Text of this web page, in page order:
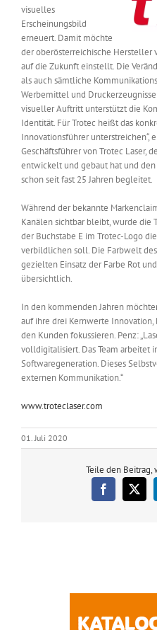
Messen & Events
Unternehmen
Interviews
Wissen
Jobshop
Suche
visuelles
Erscheinungsbild
erneuert. Damit möchte
der oberösterreichische Hersteller
auf die Zukunft einstellt. Die
als auch sämtliche
Werbemittel und
visueller Auftritt unterstützt die
Identität. Für Trotec heißt das
Innovationsführer unterstreichen“,
Geschäftsführer von Trotec Laser,
entwickelt und gebaut hat und
schon seit fast 25 Jahren begleitet.
Während der bekannte
Kanälen sichtbar bleibt, wurde die
der Buchstabe E im Trotec-Logo
verbildlichen soll. Die Farbwelt
gezielten Einsatz der Farbe Rot
übersichtlich.
In den kommenden Jahren
auf ihre drei Kernwerte
den Kunden fokussieren. Penz:
volldigitalisiert. Das Team arbeitet
Softwaregeneration. Dieses
externen Kommunikation.“
www.troteclaser.com
01. Juli 2020
Teile den
Facebook
X